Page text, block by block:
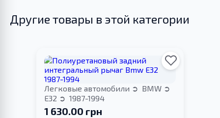
Другие товары в этой категории
Легковые автомобили
BMW
E32
1987-1994
1 630.00 грн